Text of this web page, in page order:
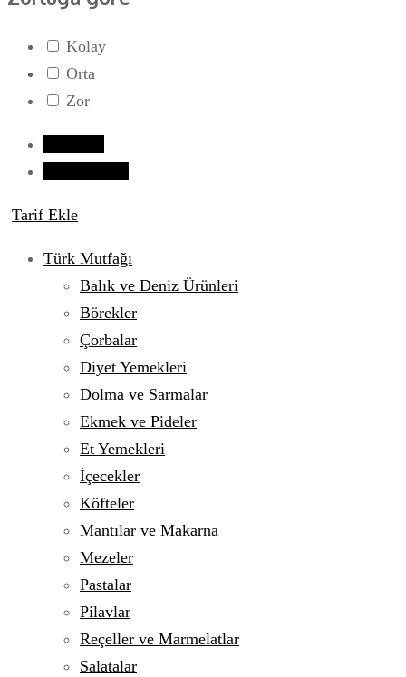
Kolay
Orta
Zor
Tarif Ekle
Türk Mutfağı
Balık ve Deniz Ürünleri
Börekler
Çorbalar
Diyet Yemekleri
Dolma ve Sarmalar
Ekmek ve Pideler
Et Yemekleri
İçecekler
Köfteler
Mantılar ve Makarna
Mezeler
Pastalar
Pilavlar
Reçeller ve Marmelatlar
Salatalar